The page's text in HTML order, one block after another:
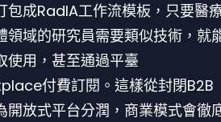
包成RadIA工作流模板，只要醫
領域的研究員需要類似技術，就
使用，甚至通過平臺
付費訂閱。這樣從封閉B2B
開放式平台分潤，商業模式會徹